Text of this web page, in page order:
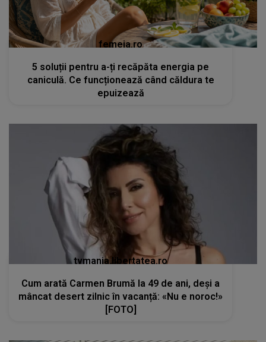
femeia.ro
5 soluții pentru a-ți recăpăta energia pe
caniculă. Ce funcționează când căldura te
epuizează
tvmania.libertatea.ro
Cum arată Carmen Brumă la 49 de ani, deși a
mâncat desert zilnic în vacanță: «Nu e noroc!»
[FOTO]